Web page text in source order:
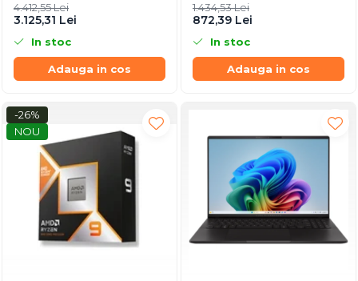
4.412,55 Lei
3.125,31 Lei
In stoc
Adauga in cos
1.434,53 Lei
872,39 Lei
In stoc
Adauga in cos
-26%
NOU